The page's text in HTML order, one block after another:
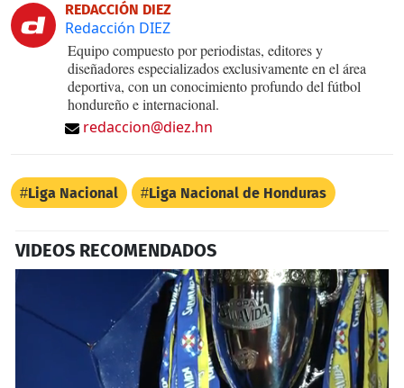
REDACCIÓN DIEZ
Redacción DIEZ
Equipo compuesto por periodistas, editores y
diseñadores especializados exclusivamente en el área
deportiva, con un conocimiento profundo del fútbol
hondureño e internacional.
redaccion@diez.hn
Liga Nacional Liga Nacional de Honduras
VIDEOS RECOMENDADOS